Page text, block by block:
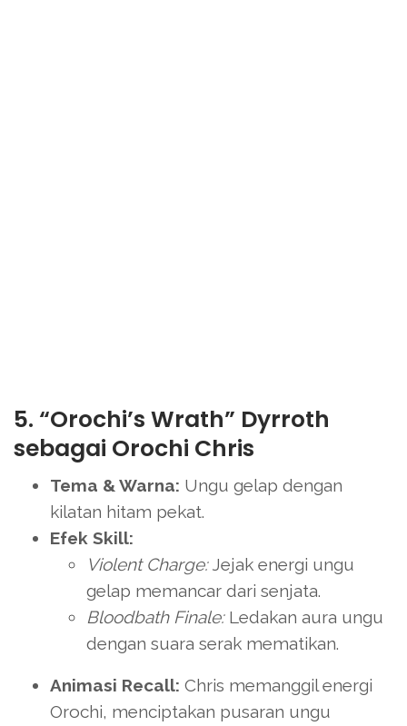
5. “Orochi’s Wrath” Dyrroth
sebagai Orochi Chris
Tema & Warna: Ungu gelap dengan
kilatan hitam pekat.
Efek Skill:
Violent Charge:Jejak energi ungu
gelap memancar dari senjata.
Bloodbath Finale:Ledakan aura ungu
dengan suara serak mematikan.
Animasi Recall: Chris memanggil energi
Orochi, menciptakan pusaran ungu